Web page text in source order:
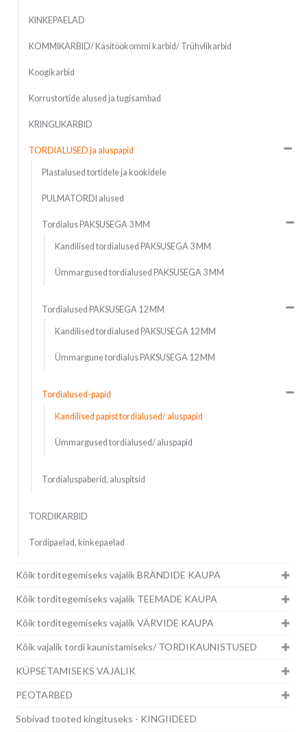
KINKEPAELAD
KOMMIKARBID/ Käsitöökommi karbid/ Trühvlikarbid
Koogikarbid
Korrustortide alused ja tugisambad
KRINGLIKARBID
TORDIALUSED ja aluspapid
Plastalused tortidele ja kookidele
PULMATORDI alused
Tordialus PAKSUSEGA 3 MM
Kandilised tordialused PAKSUSEGA 3 MM
Ümmargused tordialused PAKSUSEGA 3 MM
Tordialused PAKSUSEGA 12 MM
Kandilised tordialused PAKSUSEGA 12 MM
Ümmargune tordialus PAKSUSEGA 12 MM
Tordialused-papid
Kandilised papist tordialused/ aluspapid
Ümmargused tordialused/ aluspapid
Tordialuspaberid, aluspitsid
TORDIKARBID
Tordipaelad, kinkepaelad
Kõik torditegemiseks vajalik BRÄNDIDE KAUPA
Kõik torditegemiseks vajalik TEEMADE KAUPA
Kõik torditegemiseks vajalik VÄRVIDE KAUPA
Kõik vajalik tordi kaunistamiseks/ TORDIKAUNISTUSED
KÜPSETAMISEKS VAJALIK
PEOTARBED
Sobivad tooted kingituseks - KINGIIDEED